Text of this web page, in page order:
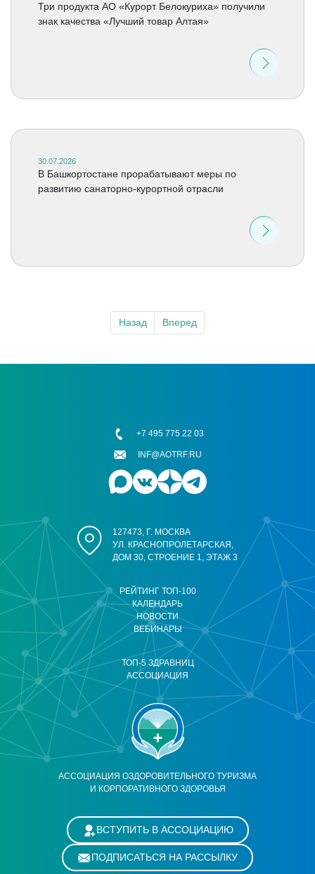
Три продукта АО «Курорт Белокуриха» получили
знак качества «Лучший товар Алтая»
30.07.2026
В Башкортостане прорабатывают меры по
развитию санаторно-курортной отрасли
Назад Вперед
АССОЦИАЦИЯ ОЗДОРОВИТЕЛЬНОГО ТУРИЗМА
И КОРПОРАТИВНОГО ЗДОРОВЬЯ
РЕЙТИНГ ТОП-100
КАЛЕНДАРЬ
НОВОСТИ
ВЕБИНАРЫ
ТОП-5 ЗДРАВНИЦ
АССОЦИАЦИЯ
127473, Г. МОСКВА
УЛ. КРАСНОПРОЛЕТАРСКАЯ,
ДОМ 30, СТРОЕНИЕ 1, ЭТАЖ 3
+7 495 775 22 03
INF@AOTRF.RU
ВСТУПИТЬ В АССОЦИАЦИЮ
ПОДПИСАТЬСЯ НА РАССЫЛКУ